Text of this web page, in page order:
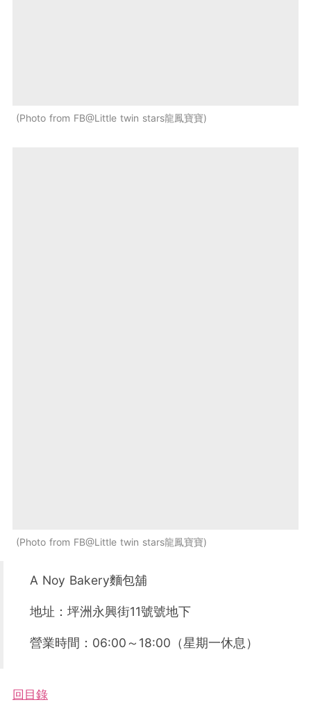
Photo from FB@Little twin stars龍鳳寶寶
Photo from FB@Little twin stars龍鳳寶寶
A Noy Bakery麵包舖
地址：坪洲永興街11號號地下
營業時間：06:00～18:00（星期一休息）
回目錄